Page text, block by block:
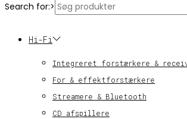
Search for:>
Hi-Fi
Integreret forstærkere &
For & effektforstærkere
Streamere & Bluetooth
CD afspillere